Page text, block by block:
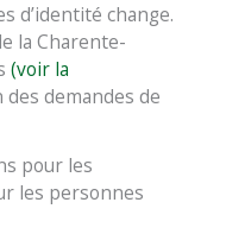
d’identité change.
la Charente-
(voir la
demandes de
pour les
les personnes